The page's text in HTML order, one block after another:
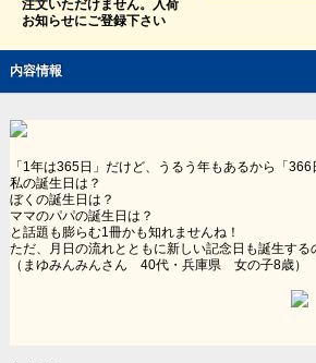
注文いただけません。入荷
お知らせにご登録下さい
内容情報
「1年は365日」だけど、うるう年もあるから「366
私の誕生日は？
ぼくの誕生日は？
ママのパパの誕生日は？
と話題も膨らむ1冊かも知れませんね！
ただ、月日の流れとともに新しい記念日も誕生する
（まゆみんみんさん 40代・兵庫県 女の子8歳）